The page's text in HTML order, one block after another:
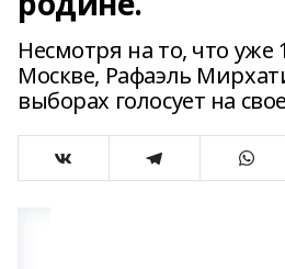
Несмотря на то, что уже
Москве, Рафаэль
выборах голосует на